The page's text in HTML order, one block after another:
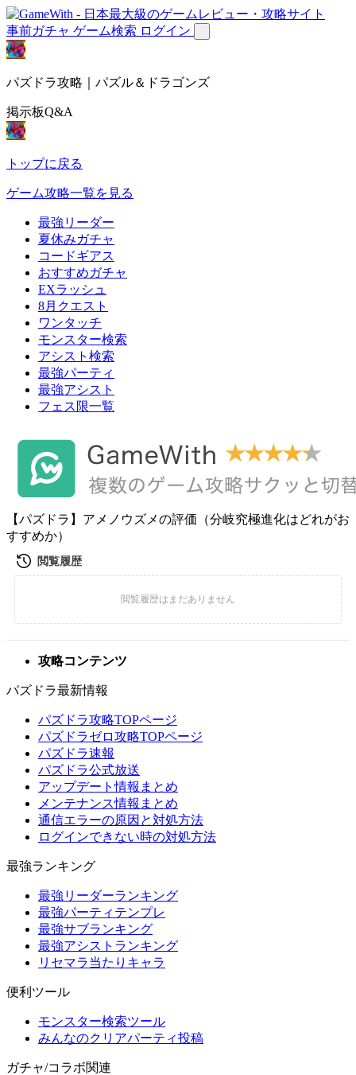
事前ガチャ ゲーム検索 ログイン
パズドラ攻略｜パズル＆ドラゴンズ
掲示板Q&A
トップに戻る
ゲーム攻略一覧を見る
最強リーダー
夏休みガチャ
コードギアス
おすすめガチャ
EXラッシュ
8月クエスト
ワンタッチ
モンスター検索
アシスト検索
最強パーティ
最強アシスト
フェス限一覧
【パズドラ】アメノウズメの評価（分岐究極進化はどれがお
すすめか）
攻略コンテンツ
パズドラ最新情報
パズドラ攻略TOPページ
パズドラゼロ攻略TOPページ
パズドラ速報
パズドラ公式放送
アップデート情報まとめ
メンテナンス情報まとめ
通信エラーの原因と対処方法
ログインできない時の対処方法
最強ランキング
最強リーダーランキング
最強パーティテンプレ
最強サブランキング
最強アシストランキング
リセマラ当たりキャラ
便利ツール
モンスター検索ツール
みんなのクリアパーティ投稿
ガチャ/コラボ関連